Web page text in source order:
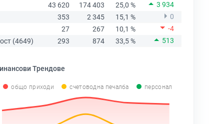
43 620
174 403 25,0 %
3 934
353
2 345 15,1 %
0
27
267 10,1 %
-4
(4649)
293 874 33,5 % 513
Трендове
общо приходи счетоводна печалба персонал